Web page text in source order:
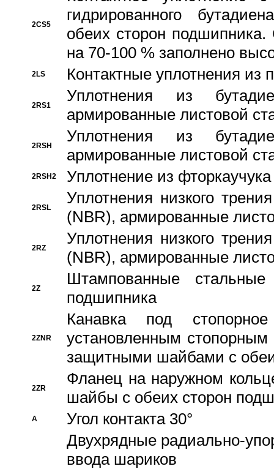
2CS5
гидрированного
обеих сторон
на 70-100 % заполнено
2LS Контактные уплотнения из
2RS1
Уплотнения из
армированные листовой
2RSH
Уплотнения из
армированные листовой
2RSH2 Уплотнение из
2RSL
Уплотнения низкого
(NBR), армированные
2RZ
Уплотнения низкого
(NBR), армированные
2Z
Штампованные
подшипника
2ZNR
Канавка под
установленным
защитными шайбами с
2ZR
Фланец на наружном
шайбы с обеих сторон
A
Угол контакта 30°
Двухрядные радиально-
ввода шариков